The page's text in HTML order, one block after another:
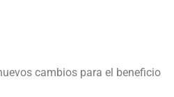
cambios para el beneficio